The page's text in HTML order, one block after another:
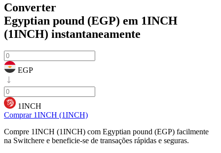
Converter
Egyptian pound (EGP) em 1INCH
(1INCH) instantaneamente
EGP
1INCH
Comprar 1INCH (1INCH)
Compre 1INCH (1INCH) com Egyptian pound (EGP) facilmente
na Switchere e beneficie-se de transações rápidas e seguras.